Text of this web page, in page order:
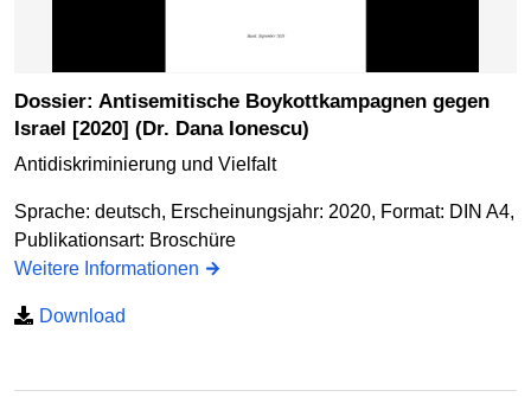
Dossier: Antisemitische Boykottkampagnen gegen
Israel [2020] (Dr. Dana Ionescu)
Antidiskriminierung und Vielfalt
Sprache: deutsch, Erscheinungsjahr: 2020, Format: DIN A4,
Publikationsart: Broschüre
Weitere Informationen
Download